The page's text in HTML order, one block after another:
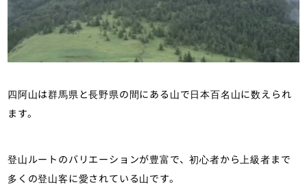
四阿山は群馬県と長野県の間にある山で日本百名山に数えられ
ます。
登山ルートのバリエーションが豊富で、初心者から上級者まで
多くの登山客に愛されている山です。